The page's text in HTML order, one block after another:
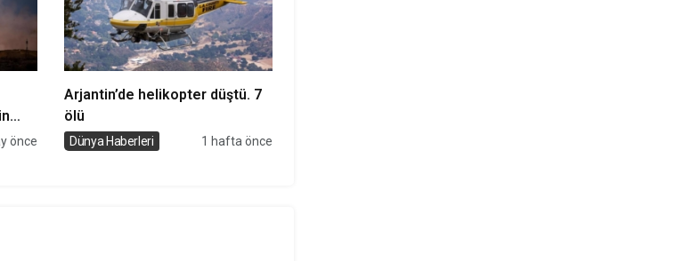
önce
Arjantin’de helikopter düştü. 7
ölü
Dünya Haberleri 1 hafta önce